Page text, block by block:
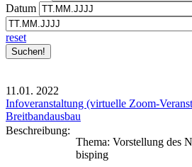
Datum
reset
11.01. 2022
Infoveranstaltung (virtuelle Zoom-
Breitbandausbau
Beschreibung:
Thema: Vorstellung des
bisping